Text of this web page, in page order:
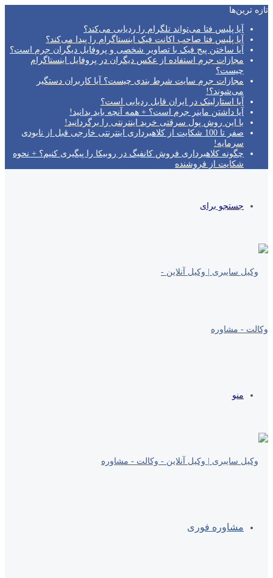
تازه‌ ترین‌ها
آیا پلیس فتا می‌تواند تلگرام را ردیابی می‌کند؟
آیا پلیس فتا صاحب اکانت فیک اینستاگرام را پیدا می‌کند؟
آیا ساختن پیج فیک با تصاویر شخصی و پروفایل دیگران جرم است؟
مجازات جرم استفاده از عکس دیگران در پروفایل اینستاگرام
چیست؟
مجازات جرم سایت شرط بندی چیست؟ آیا کاربران دستگیر
می‌شوند؟!
آیا استارلینک در ایران قابل ردیابی است؟
آیا داشتن ماینر جرم است؟ + همه آنچه باید بدانید!
با این روش پول سرقتی خرید اینترنتی را برگردانید!
صفر تا 100 شکایت از کلاهبرداری اینترنتی خارجی قبل از نابودی
سرمایه!
چگونه کلاهبرداری فروش کانفیگ در روبیکا را پیگیری کنیم؟ + نحوه
شکایت از فروشنده
جستجو برای
منو
مشاوره فوری